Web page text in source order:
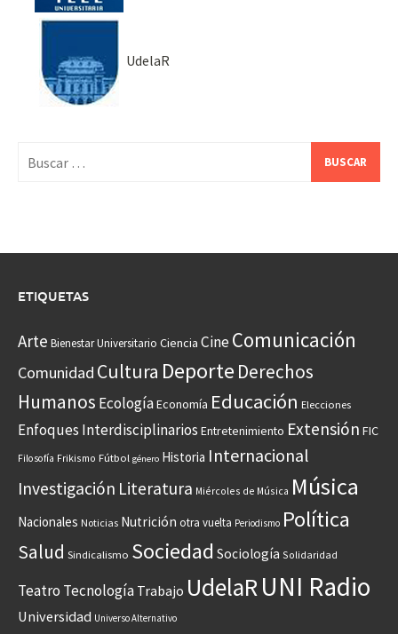
UdelaR
ETIQUETAS
Arte Bienestar Universitario Ciencia CineComunicación
Comunidad Cultura Deporte Derechos
Humanos EcologíaEconomía Educación Elecciones
Enfoques Interdisciplinarios Entretenimiento Extensión FIC
Filosofía Frikismo Fútbol género Historia Internacional
Investigación Literatura Miércoles de Música Música
Nacionales Noticias Nutrición otra vuelta Periodismo Política
Salud Sindicalismo Sociedad Sociología Solidaridad
Teatro Tecnología Trabajo UdelaRUNI Radio
Universidad Universo Alternativo